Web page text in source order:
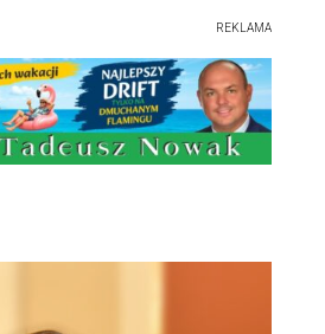
REKLAMA